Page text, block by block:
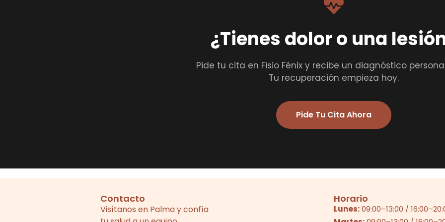
¿Tienes dolor o una
Pide tu cita en Fisio Fénix y recibe un diagnóstico
Tu recuperación empieza hoy.
Pide Tu Cita Ahora
Contacto
Visítanos en Palma y confía
Horario
Lunes:09:00–13:00 / 16:00–